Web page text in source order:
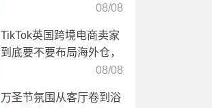
08/08
TikTok英国跨境电商卖家
到底要不要布局海外仓，
08/08
万圣节氛围从客厅卷到浴